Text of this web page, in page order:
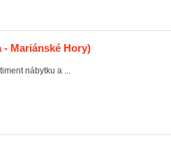
- Mariánské Hory)
nábytku a ...